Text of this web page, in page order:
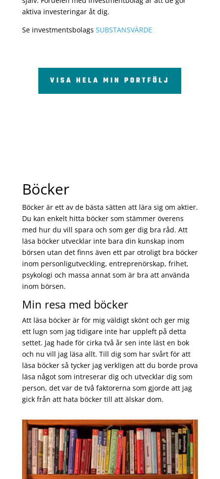
aktiva investeringar åt dig.
Se investmentsbolags SUBSTANSVÄRDE
VISA HELA MIN PORTFÖLJ
Böcker
Böcker är ett av de bästa sätten att lära sig om aktier.
Du kan enkelt hitta böcker som stämmer överens
med hur du vill spara och som ger dig bra råd. Att
läsa böcker utvecklar inte bara din kunskap inom
börsen utan det finns även ett par otroligt bra böcker
inom personligutveckling, entreprenörskap, frihet,
psykologi och massa annat som är bra att använda
inom börsen.
Min resa med böcker
Att läsa böcker är för mig väldigt skönt och ger mig
ett lugn som jag tidigare inte har uppleft på detta
settet. Jag hade för cirka två år sen inte läst en bok
och nu vill jag läsa allt. Till dig som har svårt för att
läsa böcker så tycker jag verkligen att du borde prova
läsa något som intreserar dig och utvecklar dig som
person, det var de två faktorerna som gjorde att jag
gick från att hata böcker till att älskar dom.